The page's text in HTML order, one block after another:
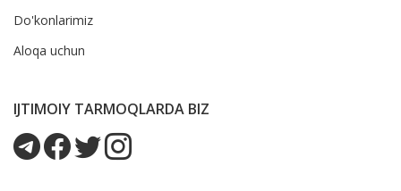
Do'konlarimiz
Aloqa uchun
IJTIMOIY TARMOQLARDA BIZ